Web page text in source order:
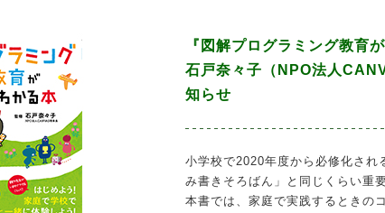
『図解プログラミング教育
石戸奈々子（NPO法人
知らせ
小学校で2020年度から必修化され
み書きそろばん」と同じくらい重
本書では、家庭で実践するときの